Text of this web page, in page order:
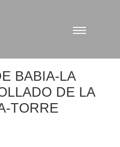
BABIA-LA
DE LA
TORRE